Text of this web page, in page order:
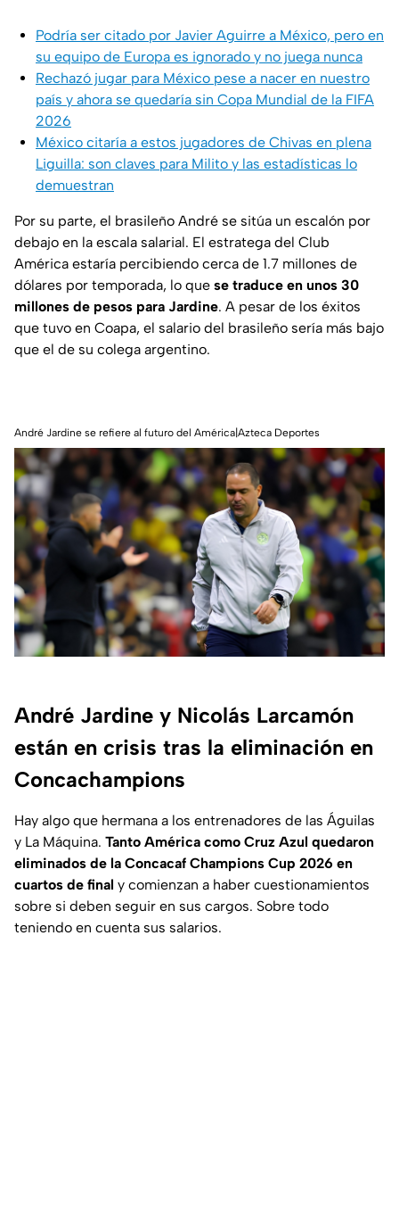
Podría ser citado por Javier Aguirre a México, pero en
su equipo de Europa es ignorado y no juega nunca
Rechazó jugar para México pese a nacer en nuestro
país y ahora se quedaría sin Copa Mundial de la FIFA
2026
México citaría a estos jugadores de Chivas en plena
Liguilla: son claves para Milito y las estadísticas lo
demuestran
Por su parte, el brasileño André se sitúa un escalón por
debajo en la escala salarial. El estratega del Club
América estaría percibiendo cerca de 1.7 millones de
dólares por temporada, lo que se traduce en unos 30
millones de pesos para Jardine. A pesar de los éxitos
que tuvo en Coapa, el salario del brasileño sería más bajo
que el de su colega argentino.
André Jardine se refiere al futuro del América|Azteca Deportes
André Jardine y Nicolás Larcamón
están en crisis tras la eliminación en
Concachampions
Hay algo que hermana a los entrenadores de las Águilas
y La Máquina. Tanto América como Cruz Azul quedaron
eliminados de la Concacaf Champions Cup 2026 en
cuartos de final y comienzan a haber cuestionamientos
sobre si deben seguir en sus cargos. Sobre todo
teniendo en cuenta sus salarios.